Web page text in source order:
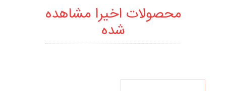
محصولات اخیرا مشاهده
شده